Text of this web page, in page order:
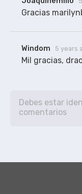
Gracias
Windom 5 years
Mil gracias,